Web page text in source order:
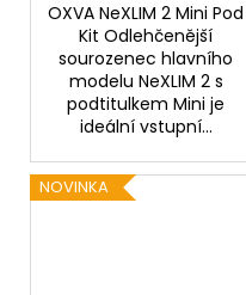
OXVA NeXLIM 2 Mini Pod
Kit Odlehčenější
sourozenec hlavního
modelu NeXLIM 2 s
podtitulkem Mini je
ideální vstupní...
NOVINKA